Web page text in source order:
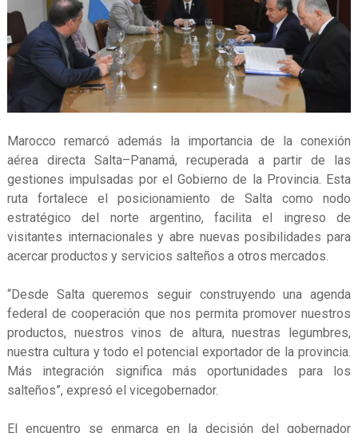
Marocco remarcó además la importancia de la conexión
aérea directa Salta–Panamá, recuperada a partir de las
gestiones impulsadas por el Gobierno de la Provincia. Esta
ruta fortalece el posicionamiento de Salta como nodo
estratégico del norte argentino, facilita el ingreso de
visitantes internacionales y abre nuevas posibilidades para
acercar productos y servicios salteños a otros mercados.
“Desde Salta queremos seguir construyendo una agenda
federal de cooperación que nos permita promover nuestros
productos, nuestros vinos de altura, nuestras legumbres,
nuestra cultura y todo el potencial exportador de la provincia.
Más integración significa más oportunidades para los
salteños”, expresó el vicegobernador.
El encuentro se enmarca en la decisión del gobernador